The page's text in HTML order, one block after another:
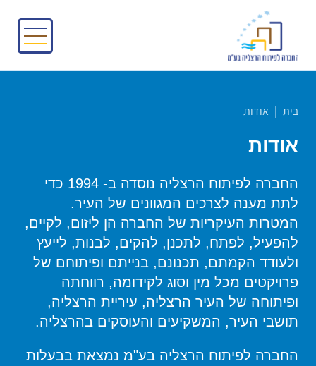
בית | אודות
אודות
החברה לפיתוח הרצליה נוסדה ב- 1994 כדי
לתת מענה לצרכים המגוונים של העיר.
המטרות העיקריות של החברה הן ליזום, לקיים,
להפעיל, לפתח, לתכנן, להקים, לבנות, לייעץ
ולעודד הקמתם, תכנונם, בנייתם ופיתוחם של
פרויקטים מכל מין וסוג לקידומה, רווחתה
ופיתוחה של העיר הרצליה, עיריית הרצליה,
תושבי העיר, המשקיעים והעוסקים בהרצליה.
החברה לפיתוח הרצליה בע"מ נמצאת בבעלות